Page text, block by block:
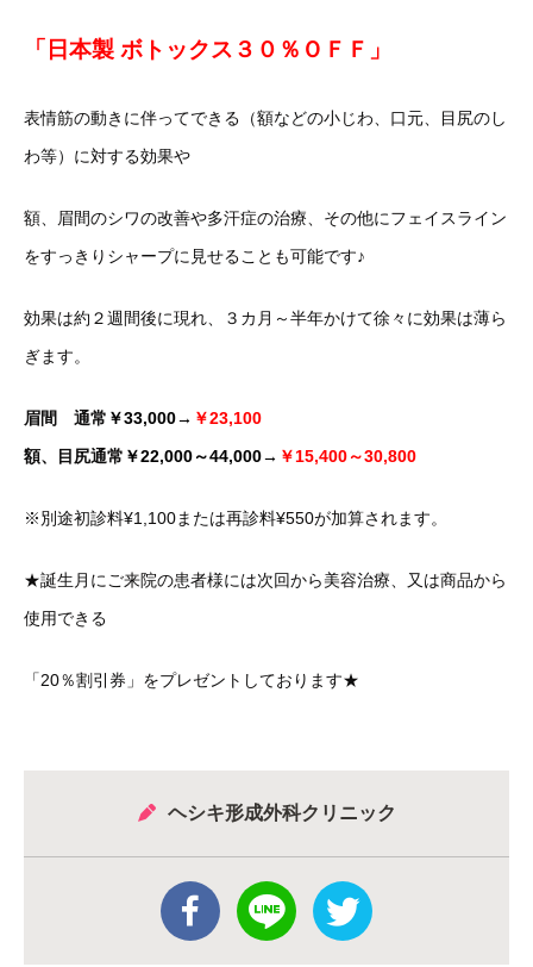
「日本製 ボトックス３０％ＯＦＦ」
表情筋の動きに伴ってできる（額などの小じわ、口元、目尻のし
わ等）に対する効果や
額、眉間のシワの改善や多汗症の治療、その他にフェイスライン
をすっきりシャープに見せることも可能です♪
効果は約２週間後に現れ、３カ月～半年かけて徐々に効果は薄ら
ぎます。
眉間 通常 ￥33,000→ ￥23,100
額、目尻通常 ￥22,000～44,000→ ￥15,400～30,800
※別途初診料¥1,100または再診料¥550が加算されます。
★誕生月にご来院の患者様には次回から美容治療、又は商品から
使用できる
「20％割引券」をプレゼントしております★
ヘシキ形成外科クリニック